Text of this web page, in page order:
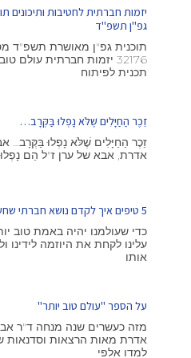
יזמות חברתית לחטיבות ותיכונים
גפ"ן תשפ"ד
תוכנית גפ"ן מאושרת תשפ"ד
32176 יזמות חברתית עולם
תכנית לפיתוח
זֵכֶר הַחַיָּלִים שֶׁלֹּא נָפְלוּ בַּקְּרָב…
זֵכֶר הַחַיָּלִים שֶׁלֹּא נָפְלוּ בַּקְּרָב…
אדרת, אבא של ערן ז"ל הֵם נָפְלוּ
5 טיפים איך לקדם נושא חברתי שחשוב לך
כדי שעולמנו יהיה באמת טוב
עלינו לקחת את היוזמה לידינו
אותו
על הספר "עולם טוב יותר"
מזה כעשרים שנה מנחה ד"ר
אדרת מאות הרצאות וסדנאות
למדו אלפי